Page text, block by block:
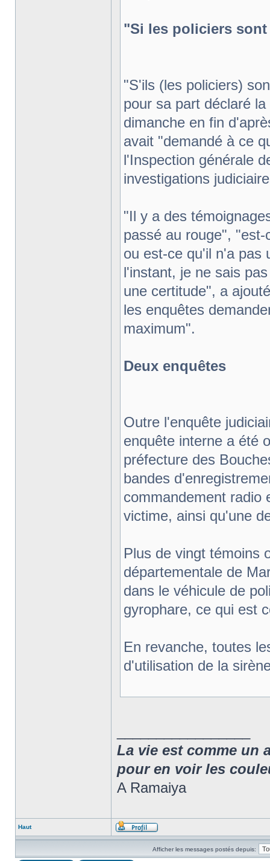
"Si les policiers
"S'ils (les policiers)
pour sa part déclaré
dimanche en fin
avait "demandé à ce
l'Inspection générale
investigations
"Il y a des
passé au rouge",
ou est-ce qu'il n'a pas
l'instant, je ne sais
une certitude", a
les enquêtes
maximum".
Deux enquêtes
Outre l'enquête
enquête interne a été
préfecture des
bandes
commandement radio
victime, ainsi qu'une
Plus de vingt témoins
départementale de
dans le véhicule de
gyrophare, ce qui est
En revanche, toutes
d'utilisation de la
La vie est comme un
pour en voir les
A Ramaiya
Haut
Afficher les messages postés depuis: